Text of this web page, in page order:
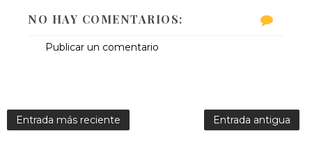
NO HAY COMENTARIOS:
Publicar un comentario
Entrada más reciente Entrada antigua